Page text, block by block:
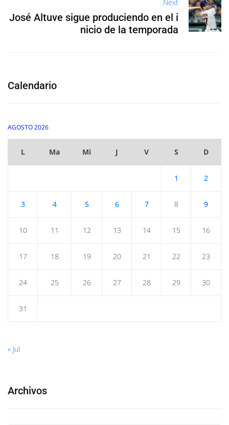
Next
José Altuve sigue produciendo en el i
nicio de la temporada
Calendario
AGOSTO 2026
L Ma Mi J V S D
1 2
3 4 5 6 7 8 9
10 11 12 13 14 15 16
17 18 19 20 21 22 23
24 25 26 27 28 29 30
31
« Jul
Archivos